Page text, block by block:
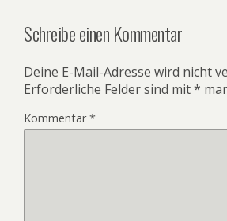
Schreibe einen Kommentar
Deine E-Mail-Adresse wird nicht
Erforderliche Felder sind mit*
Kommentar*